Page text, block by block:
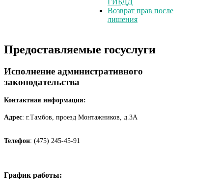
Возврат прав после
лишения
Предоставляемые госуслуги
Исполнение административного
законодательства
Контактная информация:
Адрес: г.Тамбов, проезд Монтажников, д.3А
Телефон: (475) 245-45-91
График работы: